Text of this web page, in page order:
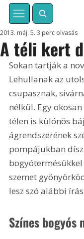
A téli kert
2013. máj. 5. 3 perc olvasás
Sokan tartják a
Lehullanak az
csupasznak,
nélkül. Egy
télen is különös
ágrendszerének
pompájukban
szemet
lesz szó alábbi
Színes bogyós